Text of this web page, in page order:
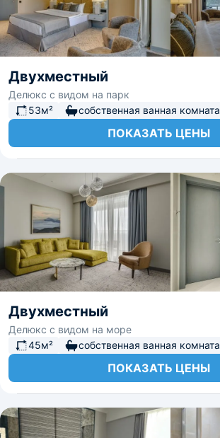
Двухместный
Делюкс с видом на парк
53м²
собственная ванная комната
ПОКАЗАТЬ ЦЕНЫ
Двухместный
Делюкс с видом на море
45м²
собственная ванная комната
ПОКАЗАТЬ ЦЕНЫ